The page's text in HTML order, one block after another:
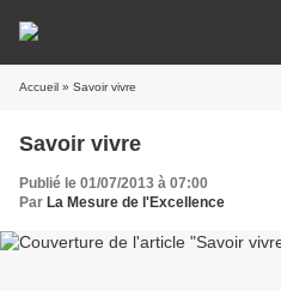
Accueil » Savoir vivre
Savoir vivre
Publié le 01/07/2013 à 07:00
Par La Mesure de l'Excellence